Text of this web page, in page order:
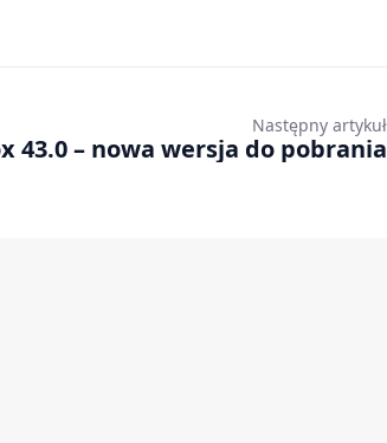
Następny artykuł
43.0 – nowa wersja do pobrania